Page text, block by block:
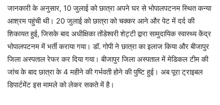
जानकारी के अनुसार, 10 जुलाई को छात्रा अपने घर से भोपालपटनम स्थित कन्या
आश्रम पहुंची थी। 20 जुलाई को छात्रा को चक्कर आने और पेट में दर्द की
शिकायत हुई, जिसके बाद अधीक्षिका तोंडेश्वरी शेट्टी द्वारा सामुदायिक स्वास्थ्य केंद्र
भोपालपटनम में भर्ती कराया गया। डॉ. गोपी ने छात्रा का इलाज किया और बीजापुर
जिला अस्पताल रेफर कर दिया गया। बीजापुर जिला अस्पताल में मेडिकल टीम की
जांच के बाद छात्रा के 4 महीने की गर्भवती होने की पुष्टि हुई। अब पूरा ट्राइबल
डिपार्टमेंट इस मामले को लेकर सकते में है।